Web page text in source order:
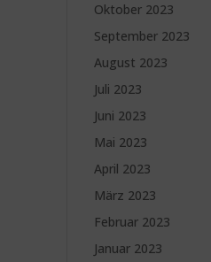
Oktober 2023
September 2023
August 2023
Juli 2023
Juni 2023
Mai 2023
April 2023
März 2023
Februar 2023
Januar 2023